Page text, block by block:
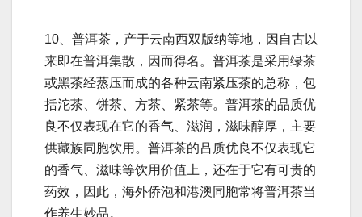
10、普洱茶，产于云南西双版纳等地，因自古以
来即在普洱集散，因而得名。普洱茶是采用绿茶
或黑茶经蒸压而成的各种云南紧压茶的总称，包
括沱茶、饼茶、方茶、紧茶等。普洱茶的品质优
良不仅表现在它的香气、滋润，滋味醇厚，主要
供藏族同胞饮用。普洱茶的吕质优良不仅表现它
的香气、滋味等饮用价值上，还在于它有可贵的
药效，因此，海外侨泡和港澳同胞常将普洱茶当
作养生妙品。